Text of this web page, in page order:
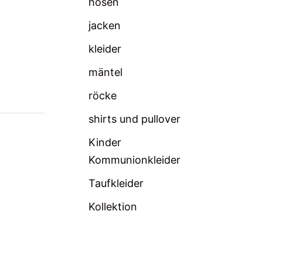
jacken
kleider
mäntel
röcke
shirts und pullover
Kinder
Kommunionkleider
Taufkleider
Kollektion